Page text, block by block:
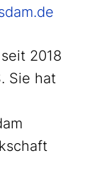
2018
Sie hat